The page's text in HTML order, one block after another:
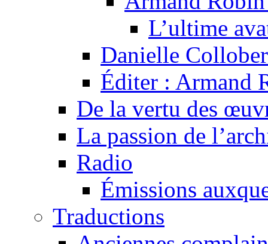
L’ultime
Danielle
Éditer : Armand
De la vertu des
La passion de
Radio
Émissions
Traductions